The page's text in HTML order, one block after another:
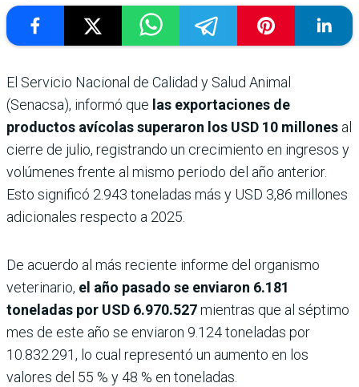
El Servicio Nacional de Calidad y Salud Animal
(Senacsa), informó que las exportaciones de
productos avícolas superaron los USD 10 millones al
cierre de julio, registrando un crecimiento en ingresos y
volúmenes frente al mismo periodo del año anterior.
Esto significó 2.943 toneladas más y USD 3,86 millones
adicionales respecto a 2025.
De acuerdo al más reciente informe del organismo
veterinario, el año pasado se enviaron 6.181
toneladas por USD 6.970.527mientras que al séptimo
mes de este año se enviaron 9.124 toneladas por
10.832.291, lo cual representó un aumento en los
valores del 55 % y 48 % en toneladas.